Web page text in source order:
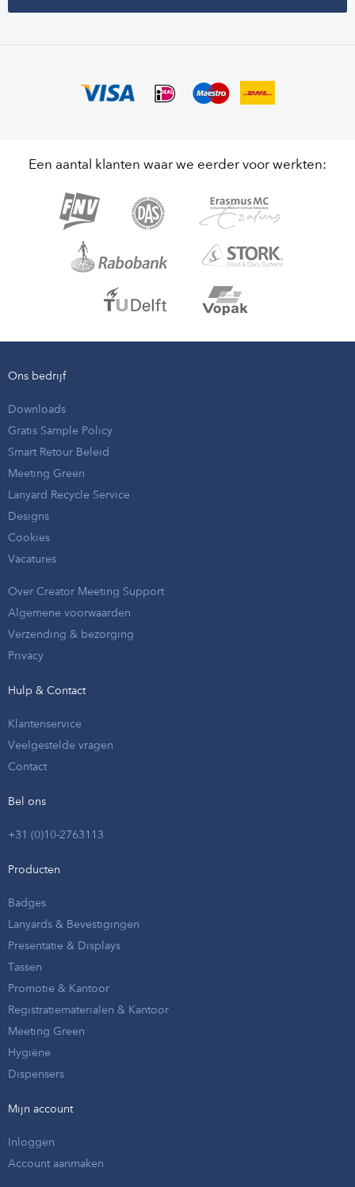
Een aantal klanten waar we eerder voor werkten:
Ons bedrijf
Downloads
Gratis Sample Policy
Smart Retour Beleid
Meeting Green
Lanyard Recycle Service
Designs
Cookies
Vacatures
Over Creator Meeting Support
Algemene voorwaarden
Verzending & bezorging
Privacy
Hulp & Contact
Klantenservice
Veelgestelde vragen
Contact
Bel ons
+31 (0)10-2763113
Producten
Badges
Lanyards & Bevestigingen
Presentatie & Displays
Tassen
Promotie & Kantoor
Registratiematerialen & Kantoor
Meeting Green
Hygiëne
Dispensers
Mijn account
Inloggen
Account aanmaken